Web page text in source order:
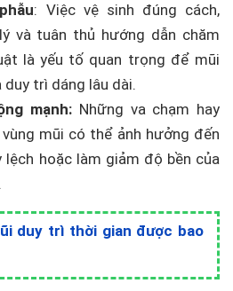
: Việc vệ sinh đúng cách,
và tuân thủ hướng dẫn chăm
là yếu tố quan trọng để mũi
duy trì dáng lâu dài.
mạnh: Những va chạm hay
mũi có thể ảnh hưởng đến
lệch hoặc làm giảm độ bền của
duy trì thời gian được bao